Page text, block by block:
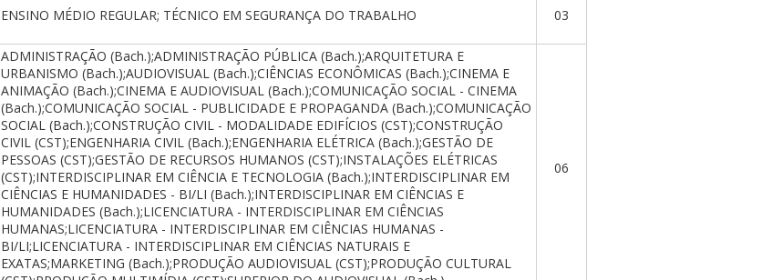
ENSINO MÉDIO REGULAR; TÉCNICO EM SEGURANÇA DO TRABALHO 03
ADMINISTRAÇÃO (Bach.);ADMINISTRAÇÃO PÚBLICA (Bach.);ARQUITETURA E
URBANISMO (Bach.);AUDIOVISUAL (Bach.);CIÊNCIAS ECONÔMICAS (Bach.);CINEMA E
ANIMAÇÃO (Bach.);CINEMA E AUDIOVISUAL (Bach.);COMUNICAÇÃO SOCIAL - CINEMA
(Bach.);COMUNICAÇÃO SOCIAL - PUBLICIDADE E PROPAGANDA (Bach.);COMUNICAÇÃO
SOCIAL (Bach.);CONSTRUÇÃO CIVIL - MODALIDADE EDIFÍCIOS (CST);CONSTRUÇÃO
CIVIL (CST);ENGENHARIA CIVIL (Bach.);ENGENHARIA ELÉTRICA (Bach.);GESTÃO DE
PESSOAS (CST);GESTÃO DE RECURSOS HUMANOS (CST);INSTALAÇÕES ELÉTRICAS
(CST);INTERDISCIPLINAR EM CIÊNCIA E TECNOLOGIA (Bach.);INTERDISCIPLINAR EM
CIÊNCIAS E HUMANIDADES - BI/LI (Bach.);INTERDISCIPLINAR EM CIÊNCIAS E
HUMANIDADES (Bach.);LICENCIATURA - INTERDISCIPLINAR EM CIÊNCIAS
HUMANAS;LICENCIATURA - INTERDISCIPLINAR EM CIÊNCIAS HUMANAS -
BI/LI;LICENCIATURA - INTERDISCIPLINAR EM CIÊNCIAS NATURAIS E
EXATAS;MARKETING (Bach.);PRODUÇÃO AUDIOVISUAL (CST);PRODUÇÃO CULTURAL
06